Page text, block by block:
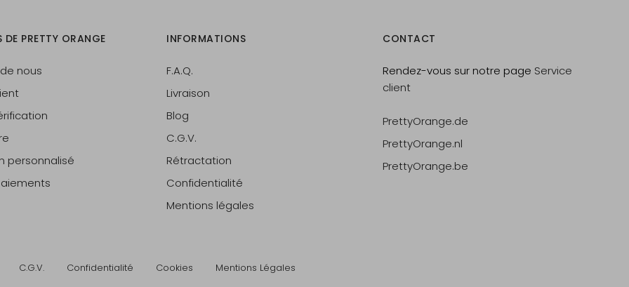
DE PRETTY ORANGE
nous
personnalisé
INFORMATIONS
F.A.Q.
Livraison
Blog
C.G.V.
Rétractation
Confidentialité
Mentions légales
CONTACT
Rendez-vous sur notre page Service
client
PrettyOrange.de
PrettyOrange.nl
PrettyOrange.be
C.G.V. Confidentialité Cookies Mentions Légales